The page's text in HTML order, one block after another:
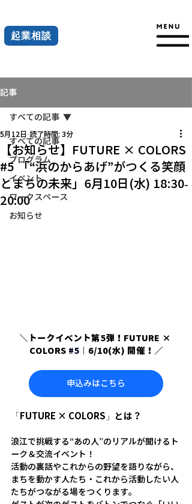
起業相談
記事
すべての記事
プログラム
イベント
ワークスペース
お知らせ
すべての記事
【お知らせ】FUTURE × COLORS
#5 「“浜のからあげ”がつくる笑顔
とまちの未来」6月10日(水) 18:30-
20:00
5月12日 読了時間: 3分
＼トークイベント第5弾！FUTURE ×
COLORS #5｜6/10(水) 開催！／
申込みはこちら
「FUTURE × COLORS」とは？
浪江で挑戦する“あの人”のリアルが聞けるト
ーク＆交流イベント！
活動の裏話やこれからの野望を語りながら、
まちを動かす人たち・これから活動したい人
たちがつながる場をつくります。